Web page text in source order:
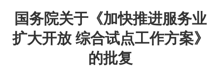
国务院关于《加快推进服务业
扩大开放 综合试点工作方案》
的批复